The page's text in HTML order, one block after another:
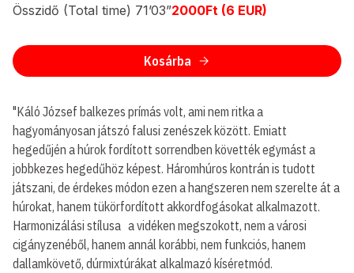
Összidő (Total time) 71’03”2000Ft (6 EUR)
Kosárba
"Káló József balkezes prímás volt, ami nem ritka a
hagyományosan játszó falusi zenészek között. Emiatt
hegedűjén a húrok fordított sorrendben követték egymást a
jobbkezes hegedűhöz képest. Háromhúros kontrán is tudott
játszani, de érdekes módon ezen a hangszeren nem szerelte át a
húrokat, hanem tükörfordított akkordfogásokat alkalmazott.
Harmonizálási stílusa a vidéken megszokott, nem a városi
cigányzenéből, hanem annál korábbi, nem funkciós, hanem
dallamkövető, dúrmixtúrákat alkalmazó kíséretmód.